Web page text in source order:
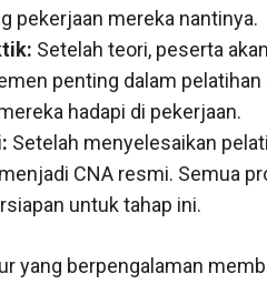
pekerjaan mereka nantinya.
Setelah teori, peserta
penting dalam
hadapi di pekerjaan.
Setelah menyelesaikan
CNA resmi. Semua
untuk tahap ini.
yang berpengalaman